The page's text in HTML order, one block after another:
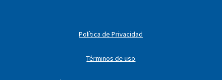
Política de Privacidad
Términos de uso